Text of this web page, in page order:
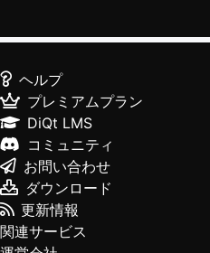
ヘルプ
プレミアムプラン
DiQt LMS
コミュニティ
お問い合わせ
ダウンロード
更新情報
関連サービス